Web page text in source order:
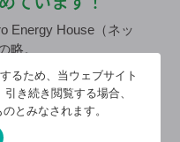
Energy House（ネッ
略。
建物の断熱化＋機器の
を削減し、さらに、太
いることで、エネルギ
るため、当ウェブサイト
き続き閲覧する場合、
とみなされます。